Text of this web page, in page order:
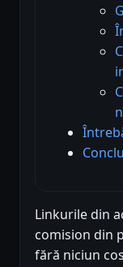
Linkurile din
comision din
fără niciun